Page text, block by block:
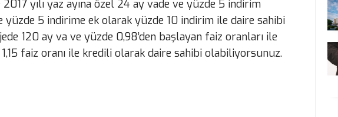
yılı yaz ayına özel 24 ay vade ve yüzde 5 indirim
yüzde 5 indirime ek olarak yüzde 10 indirim ile daire sahibi
120 ay va ve yüzde 0,98’den başlayan faiz oranları ile
faiz oranı ile kredili olarak daire sahibi olabiliyorsunuz.